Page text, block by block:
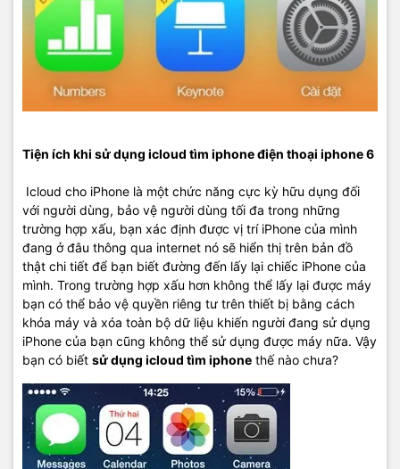
Tiện ích khi sử dụng icloud tìm iphone điện thoại iphone 6
Icloud cho iPhone là một chức năng cực kỳ hữu dụng đối
với người dùng, bảo vệ người dùng tối đa trong những
trường hợp xấu, bạn xác định được vị trí iPhone của mình
đang ở đâu thông qua internet nó sẽ hiển thị trên bản đồ
thật chi tiết để bạn biết đường đến lấy lại chiếc iPhone của
mình. Trong trường hợp xấu hơn không thể lấy lại được máy
bạn có thể bảo vệ quyền riêng tư trên thiết bị bằng cách
khóa máy và xóa toàn bộ dữ liệu khiến người đang sử dụng
iPhone của bạn cũng không thể sử dụng được máy nữa. Vậy
bạn có biết sử dụng icloud tìm iphone thế nào chưa?